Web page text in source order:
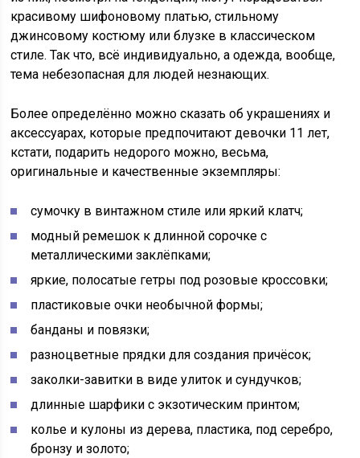
красивому шифоновому платью, стильному
джинсовому костюму или блузке в классическом
стиле. Так что, всё индивидуально, а одежда, вообще,
тема небезопасная для людей незнающих.
Более определённо можно сказать об украшениях и
аксессуарах, которые предпочитают девочки 11 лет,
кстати, подарить недорого можно, весьма,
оригинальные и качественные экземпляры:
сумочку в винтажном стиле или яркий клатч;
модный ремешок к длинной сорочке с
металлическими заклёпками;
яркие, полосатые гетры под розовые кроссовки;
пластиковые очки необычной формы;
банданы и повязки;
разноцветные прядки для создания причёсок;
заколки-завитки в виде улиток и сундучков;
длинные шарфики с экзотическим принтом;
колье и кулоны из дерева, пластика, под серебро,
бронзу и золото;